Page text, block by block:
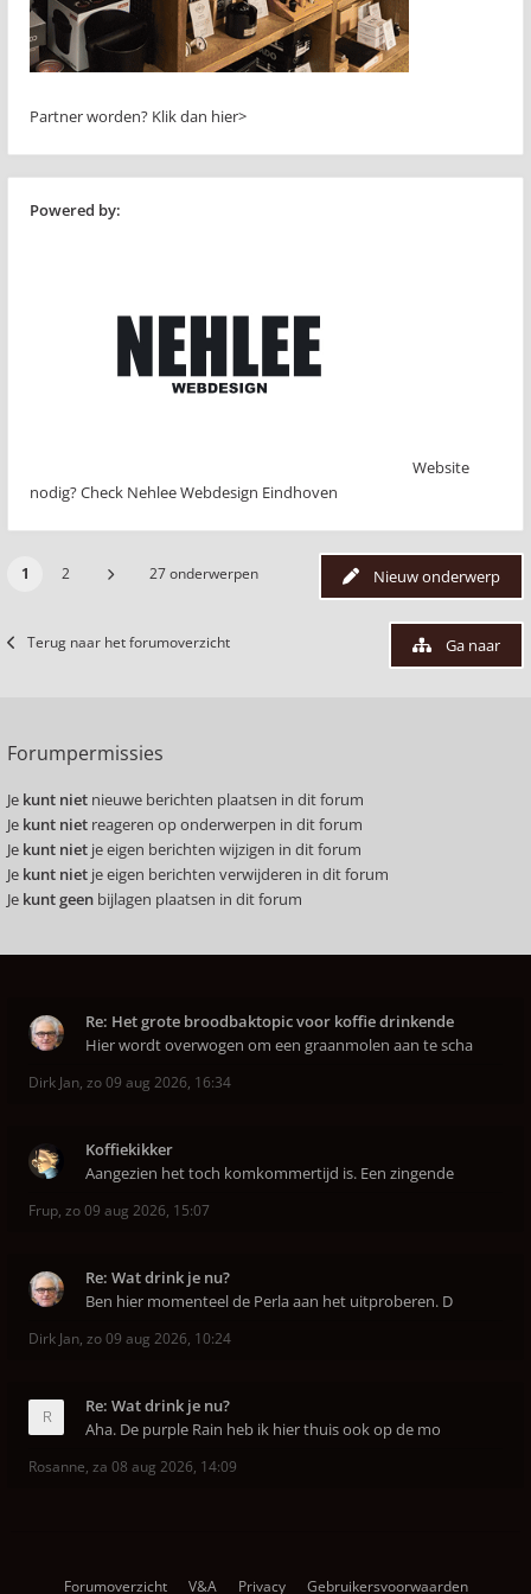
Partner worden? Klik dan hier>
Powered by:
Website
nodig? Check Nehlee Webdesign Eindhoven
Nieuw onderwerp
1 2 27 onderwerpen
Terug naar het forumoverzicht Ga naar
Forumpermissies
Je kunt niet nieuwe berichten plaatsen in dit forum
Je kunt niet reageren op onderwerpen in dit forum
Je kunt niet je eigen berichten wijzigen in dit forum
Je kunt niet je eigen berichten verwijderen in dit forum
Je kunt geen bijlagen plaatsen in dit forum
Re: Het grote broodbaktopic voor koffie drinkende
Hier wordt overwogen om een graanmolen aan te scha
Dirk Jan, zo 09 aug 2026, 16:34
Koffiekikker
Aangezien het toch komkommertijd is. Een zingende
Frup, zo 09 aug 2026, 15:07
Re: Wat drink je nu?
Ben hier momenteel de Perla aan het uitproberen. D
Dirk Jan, zo 09 aug 2026, 10:24
Re: Wat drink je nu?
Aha. De purple Rain heb ik hier thuis ook op de mo
Rosanne, za 08 aug 2026, 14:09
Forumoverzicht V&A Privacy Gebruikersvoorwaarden